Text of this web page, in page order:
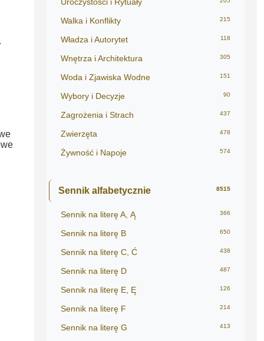
Walka i Konflikty 215
Władza i Autorytet 118
Wnętrza i Architektura 305
Woda i Zjawiska Wodne 151
Wybory i Decyzje 90
Zagrożenia i Strach 437
Zwierzęta 478
Żywność i Napoje 574
Sennik alfabetycznie 8515
Sennik na literę A, Ą 366
Sennik na literę B 650
Sennik na literę C, Ć 438
Sennik na literę D 487
Sennik na literę E, Ę 126
Sennik na literę F 214
Sennik na literę G 413